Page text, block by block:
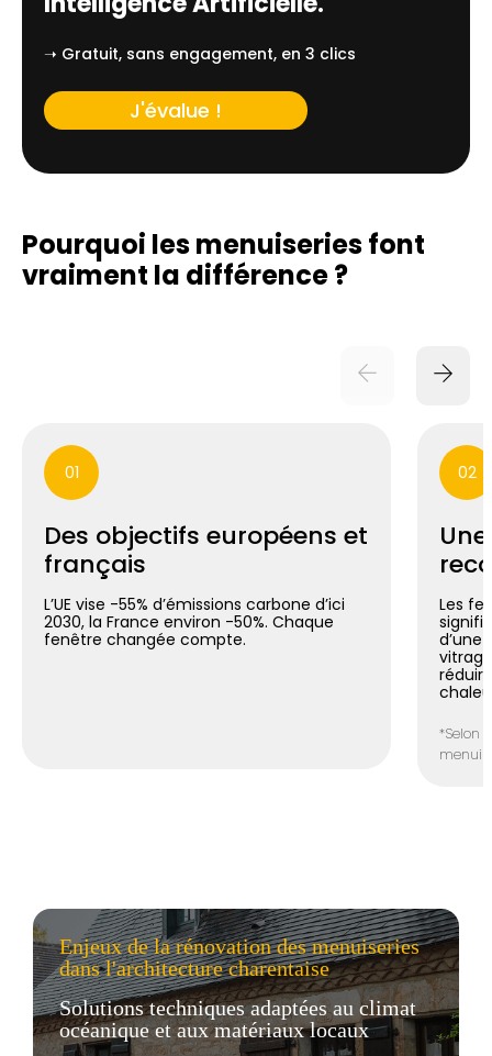
➝ Gratuit, sans engagement, en 3 clics
J'évalue !
Pourquoi les menuiseries font
vraiment la différence ?
01
Des objectifs européens et
français
L’UE vise -55% d’émissions carbone d’ici
2030, la France environ -50%. Chaque
fenêtre changée compte.
02
Les
d’une
*Selon
Enjeux de la rénovation des menuiseries
dans l'architecture charentaise
Solutions techniques adaptées au climat
océanique et aux matériaux locaux